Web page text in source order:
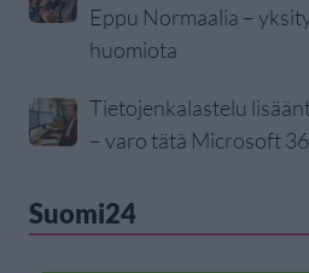
Eppu Normaalia –
huomiota
Tietojenkalastelu
– varo tätä Microsoft
Suomi24